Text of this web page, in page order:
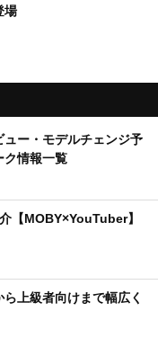
場
ュー・モデルチェンジ予
ク情報一覧
【MOBY×YouTuber】
ら上級者向けまで幅広く